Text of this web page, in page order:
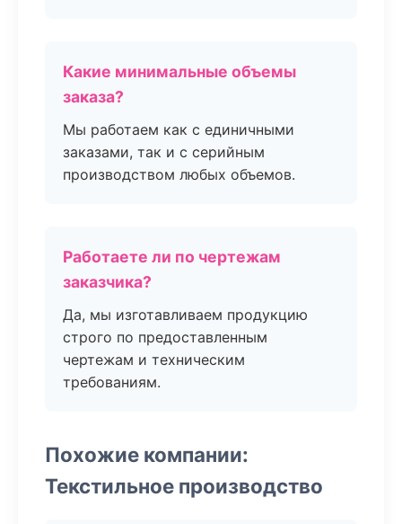
Какие минимальные объемы
заказа?
Мы работаем как с единичными
заказами, так и с серийным
производством любых объемов.
Работаете ли по чертежам
заказчика?
Да, мы изготавливаем продукцию
строго по предоставленным
чертежам и техническим
требованиям.
Похожие компании:
Текстильное производство